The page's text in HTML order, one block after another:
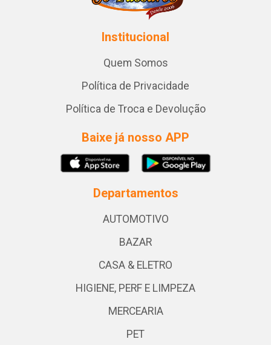
Institucional
Quem Somos
Política de Privacidade
Política de Troca e Devolução
Baixe já nosso APP
Departamentos
AUTOMOTIVO
BAZAR
CASA & ELETRO
HIGIENE, PERF E LIMPEZA
MERCEARIA
PET